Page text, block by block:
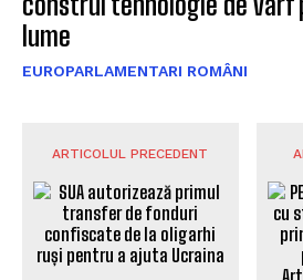
lume
EUROPARLAMENTARI ROMÂNI
ARTICOLUL PRECEDENT